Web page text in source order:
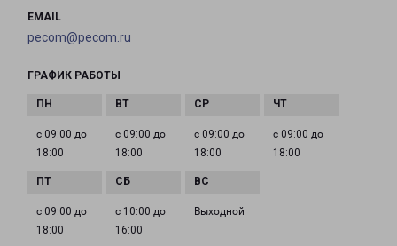
EMAIL
pecom@pecom.ru
ГРАФИК РАБОТЫ
с 09:00 до
18:00
с 09:00 до
18:00
с 09:00 до
18:00
с 09:00 до
18:00
с 09:00 до
18:00
с 10:00 до
16:00
Выходной